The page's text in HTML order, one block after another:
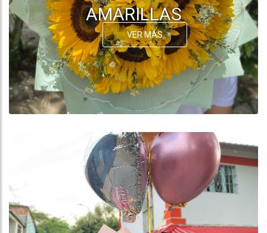
VER MÁS
AMARILLAS